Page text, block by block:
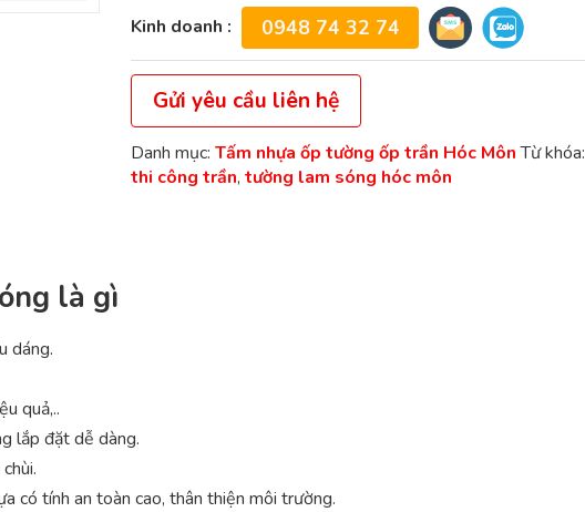
Kinh doanh : 0948 74 32 74
Gửi yêu cầu liên hệ
Danh mục: Tấm nhựa ốp tường ốp trần Hóc Môn Từ khóa:
thi công trần, tường lam sóng hóc môn
là gì
dáng.
quả,..
lắp đặt dễ dàng.
có tính an toàn cao, thân thiện môi trường.